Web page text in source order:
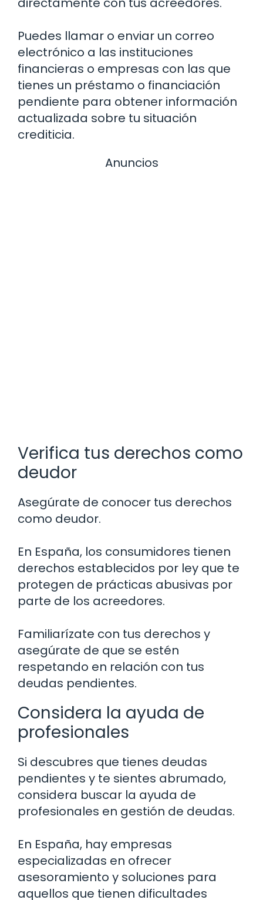
Puedes llamar o enviar un correo
electrónico a las instituciones
financieras o empresas con las que
tienes un préstamo o financiación
pendiente para obtener información
actualizada sobre tu situación
crediticia.
Anuncios
Verifica tus derechos como
deudor
Asegúrate de conocer tus derechos
como deudor.
En España, los consumidores tienen
derechos establecidos por ley que te
protegen de prácticas abusivas por
parte de los acreedores.
Familiarízate con tus derechos y
asegúrate de que se estén
respetando en relación con tus
deudas pendientes.
Considera la ayuda de
profesionales
Si descubres que tienes deudas
pendientes y te sientes abrumado,
considera buscar la ayuda de
profesionales en gestión de deudas.
En España, hay empresas
especializadas en ofrecer
asesoramiento y soluciones para
aquellos que tienen dificultades